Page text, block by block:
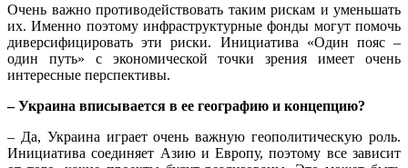
Очень важно противодействовать таким рискам и уменьшать
их. Именно поэтому инфраструктурные фонды могут помочь
диверсифицировать эти риски. Инициатива «Один пояс –
один путь» с экономической точки зрения имеет очень
интересные перспективы.
– Украина вписывается в ее географию и концепцию?
– Да, Украина играет очень важную геополитическую роль.
Инициатива соединяет Азию и Европу, поэтому все зависит